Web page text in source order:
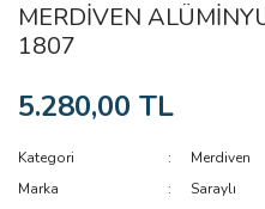
MERDİVEN
1807
5.280,00 TL
Kategori
Merdiven
Marka
Saraylı